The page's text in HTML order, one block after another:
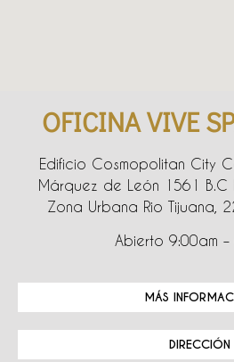
OFICINA VIVE
Edificio Cosmopolitan City
Márquez de León 1561 B.C
Zona Urbana Rio Tijuana,
Abierto 9:00am –
MÁS
DIRECCIÓN